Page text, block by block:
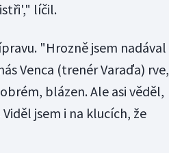
líčil.
"Hrozně jsem nadával
Venca (trenér Varaďa) rve,
blázen. Ale asi věděl,
jsem i na klucích, že